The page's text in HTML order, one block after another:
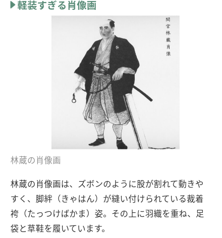
軽装すぎる肖像画
林蔵の肖像画
林蔵の肖像画は、ズボンのように股が割れて動きや
すく、脚絆（きゃはん）が縫い付けられている裁着
袴（たっつけばかま）姿。その上に羽織を重ね、足
袋と草鞋を履いています。